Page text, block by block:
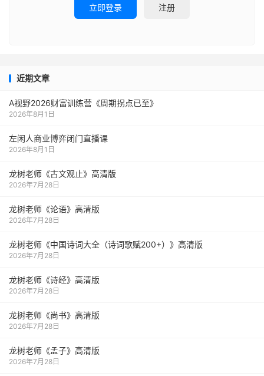
立即登录 注册
近期文章
A视野2026财富训练营《周期拐点已至》
2026年8月1日
左闲人商业博弈闭门直播课
2026年8月1日
龙树老师《古文观止》高清版
2026年7月28日
龙树老师《论语》高清版
2026年7月28日
龙树老师《中国诗词大全（诗词歌赋200+）》高清版
2026年7月28日
龙树老师《诗经》高清版
2026年7月28日
龙树老师《尚书》高清版
2026年7月28日
龙树老师《孟子》高清版
2026年7月28日